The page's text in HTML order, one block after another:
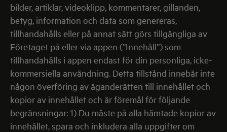
bilder, artiklar, videoklipp, kommentarer, gillanden,
betyg, information och data som genereras,
tillhandahålls eller på annat sätt görs tillgängliga av
Företaget på eller via appen (”Innehåll”) som
tillhandahålls i appen endast för din personliga, icke-
kommersiella användning. Detta tillstånd innebär inte
någon överföring av äganderätten till innehållet och
kopior av innehållet och är föremål för följande
begränsningar: 1) Du måste på alla hämtade kopior av
innehållet, spara och inkludera alla uppgifter om